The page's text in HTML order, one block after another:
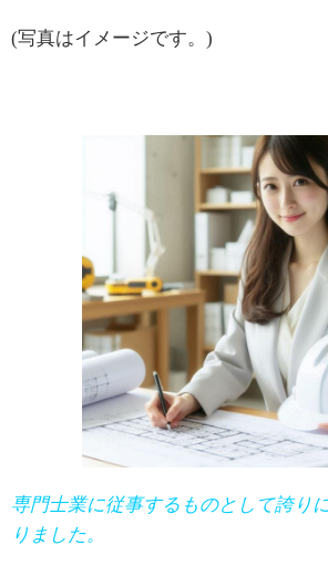
(写真はイメージです。)
専門士業に従事するものとして誇り
りました。